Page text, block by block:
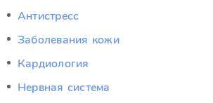
Антистресс
Заболевания кожи
Кардиология
Нервная система